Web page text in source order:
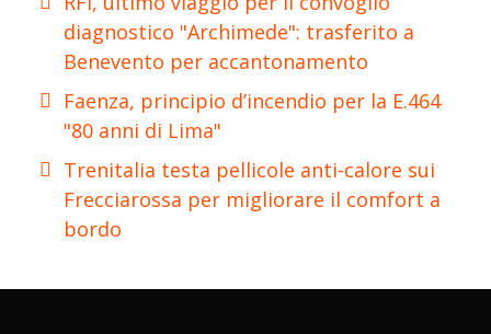
diagnostico "Archimede": trasferito a
Benevento per accantonamento
Faenza, principio d’incendio per la E.464
"80 anni di Lima"
Trenitalia testa pellicole anti-calore sui
Frecciarossa per migliorare il comfort a
bordo